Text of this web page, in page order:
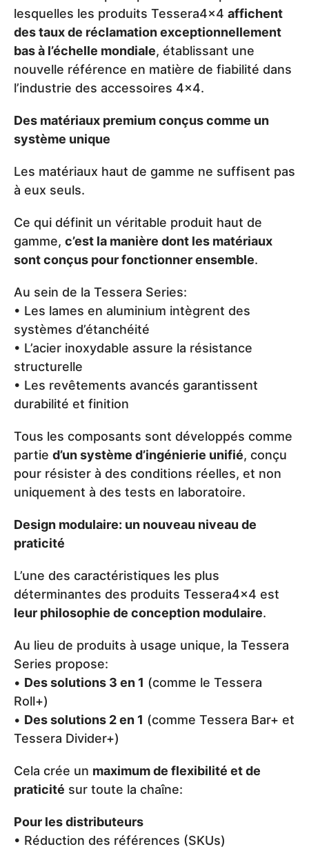
lesquelles les produits Tessera4x4 affichent
des taux de réclamation exceptionnellement
bas à l’échelle mondiale, établissant une
nouvelle référence en matière de fiabilité dans
l’industrie des accessoires 4x4.
Des matériaux premium conçus comme un
système unique
Les matériaux haut de gamme ne suffisent pas
à eux seuls.
Ce qui définit un véritable produit haut de
gamme, c’est la manière dont les matériaux
sont conçus pour fonctionner ensemble.
Au sein de la Tessera Series:
• Les lames en aluminium intègrent des
systèmes d’étanchéité
• L’acier inoxydable assure la résistance
structurelle
• Les revêtements avancés garantissent
durabilité et finition
Tous les composants sont développés comme
partie d’un système d’ingénierie unifié, conçu
pour résister à des conditions réelles, et non
uniquement à des tests en laboratoire.
Design modulaire: un nouveau niveau de
praticité
L’une des caractéristiques les plus
déterminantes des produits Tessera4x4 est
leur philosophie de conception modulaire.
Au lieu de produits à usage unique, la Tessera
Series propose:
• Des solutions 3 en 1 (comme le Tessera
Roll+)
• Des solutions 2 en 1 (comme Tessera Bar+ et
Tessera Divider+)
Cela crée un maximum de flexibilité et de
praticité sur toute la chaîne:
Pour les distributeurs
• Réduction des références (SKUs)